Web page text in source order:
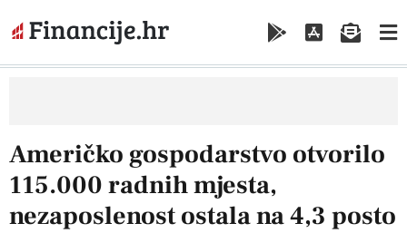
Američko gospodarstvo otvorilo
115.000 radnih mjesta,
nezaposlenost ostala na 4,3 posto